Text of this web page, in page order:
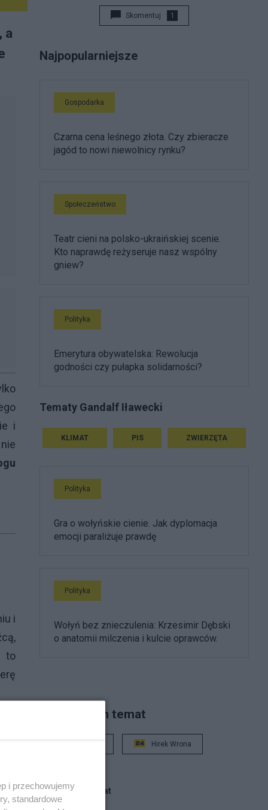
a
i
i
to
Skomentuj 1
Najpopularniejsze
Gospodarka
Czarna cena leśnego złota. Czy zbieracze
jagód to nowi niewolnicy rynku?
Społeczeństwo
Teatr cieni na polsko-ukraińskiej scenie.
Kto naprawdę reżyseruje nasz wspólny
gniew?
Polityka
Emerytura obywatelska: Rewolucja
godności czy pułapka solidarności?
Tematy Gandalf Iławecki
KLIMAT PIS ZWIERZĘTA
Polityka
Gra o wołyńskie cienie. Jak dyplomacja
emocji paraliżuje prawdę
Polityka
Wołyń bez znieczulenia: Krzesimir Dębski
o anatomii milczenia i kulcie oprawców.
Piszą na ten temat
Hirek Wrona
Blogi na ten temat
i przechowujemy
standardowe